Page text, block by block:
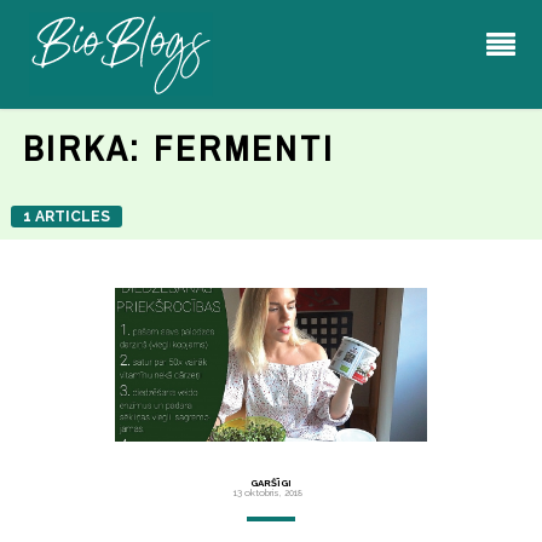
BIRKA: FERMENTI
1 ARTICLES
GARŠĪGI
13 oktobris, 2018